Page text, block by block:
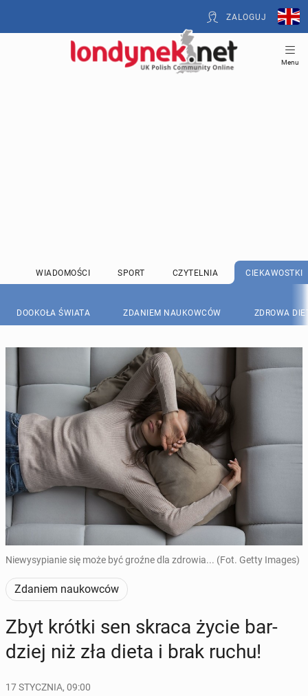
ZALOGUJ
Menu
WIADOMOŚCI SPORT CZYTELNIA CIEKAWOSTKI
DOOKOŁA ŚWIATA ZDANIEM NAUKOWCÓW ZDROWA
Niewysypianie się może być groźne dla zdrowia... (Fot. Getty Images)
Zdaniem naukowców
Zbyt krótki sen skraca życie bar­
dziej niż zła dieta i brak ruchu!
17 STYCZNIA, 09:00